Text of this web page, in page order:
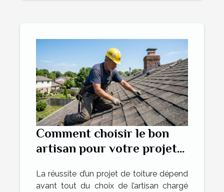
Comment choisir le bon
artisan pour votre projet
La réussite d’un projet de toiture dépend
avant tout du choix de l’artisan chargé